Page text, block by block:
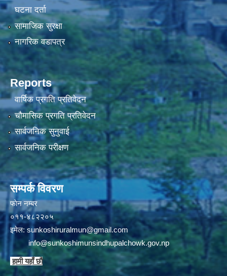
घटना दर्ता
सामाजिक सुरक्षा
नागरिक वडापत्र
Reports
वार्षिक प्रगति प्रतिवेदन
चौमासिक प्रगति प्रतिवेदन
सार्वजनिक सुनुवाई
सार्वजनिक परीक्षण
सम्पर्क विवरण
फाेन न‌‍‍‍‌‌म्बर
०११-४८२२०५
इमेल: sunkoshiruralmun@gmail.com
info@sunkoshimunsindhupalchowk.gov.np
हामी यहाँ छाै‌ं